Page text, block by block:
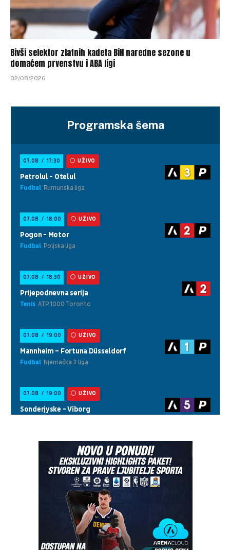
Bivši selektor zlatnih kadeta BiH naredne sezone u
domaćem prvenstvu i ABA ligi
02/08/2026
Programska šema